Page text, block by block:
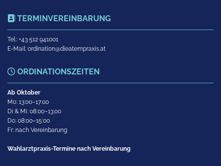
 TERMINVEREINBARUNG
Tel.: +43 512 941001
E-Mail: ordination@dieatempraxis.at
 ORDINATIONSZEITEN
Ab Oktober
Mo: 13:00–17:00
Di & Mi: 08:00–13:00
Do: 08:00–15:00
Fr: nach Vereinbarung
Wahlarztpraxis-Termine nach Vereinbarung